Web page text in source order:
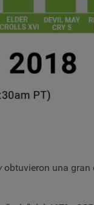
obtuvieron una gran